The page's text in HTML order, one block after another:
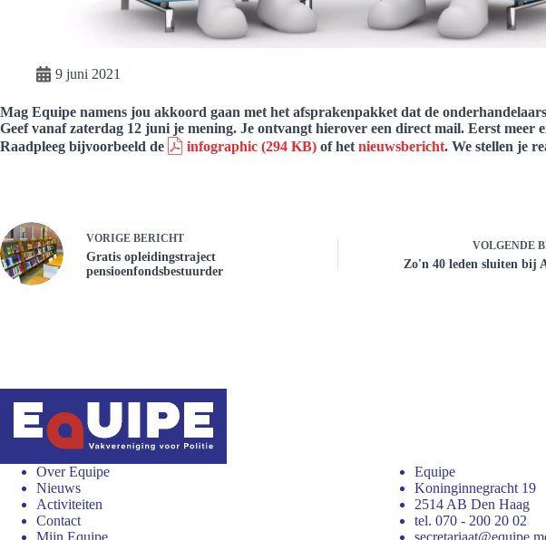
9 juni 2021
Mag Equipe namens jou akkoord gaan met het afsprakenpakket dat de
Geef vanaf zaterdag 12 juni je mening. Je ontvangt hierover een direct mail. Eerst meer
Raadpleeg bijvoorbeeld de
infographic (294 KB) of het nieuwsbericht. We stellen je
VORIGE BERICHT
Gratis opleidingstraject
pensioenfondsbestuurder
VOLGENDE
Zo'n 40 leden sluiten bij
Over Equipe
Nieuws
Activiteiten
Contact
Equipe
Koninginnegracht 19
2514 AB Den Haag
tel. 070 - 200 20 02